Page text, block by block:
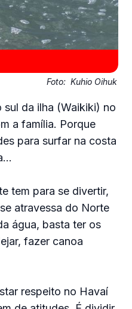
Foto: Kuhio Oihuk
sul da ilha (Waikiki) no
a família. Porque
para surfar na costa
tem para se divertir,
atravessa do Norte
água, basta ter os
fazer canoa
respeito no Havaí